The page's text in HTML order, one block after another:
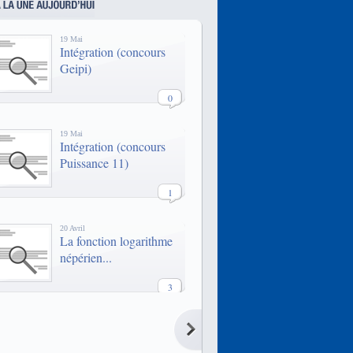
réseaux d'écoles privées d'écoles
nombreuses formations sont
disponibles dans toutes les grandes
villes de France.
Le MSc Ingénierie d’Affaires : une
double compétence technologique
et managériale pour manager les
19 Mai
Intégration (concours
Geipi)
0
19 Mai
Intégration (concours
Puissance 11)
1
20 Avril
La fonction logarithme
népérien...
3